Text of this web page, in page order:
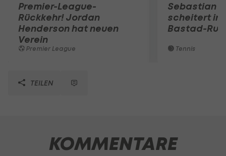
Premier-League-
Rückkehr! Jordan
Henderson hat neuen
Verein
Premier League
Sebastian
scheitert in
Bastad-
Tennis
TEILEN
KOMMENTARE